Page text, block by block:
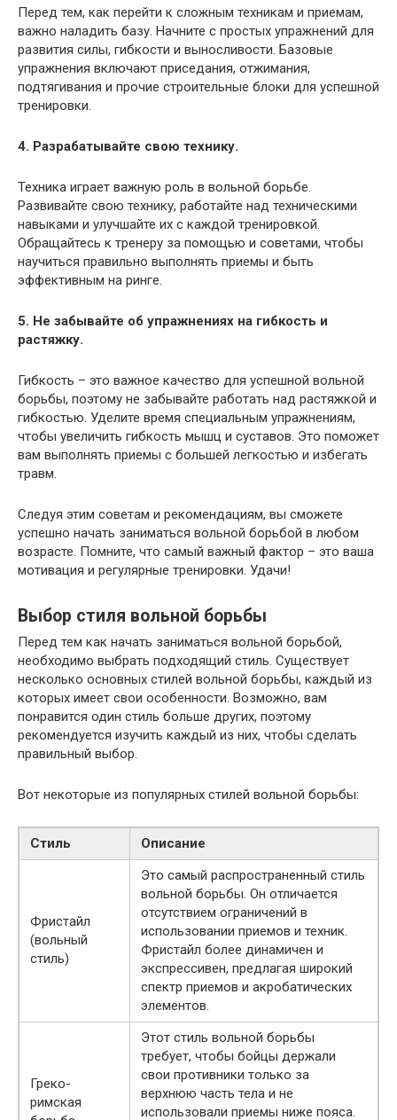
Перед тем, как перейти к сложным техникам и приемам,
важно наладить базу. Начните с простых упражнений для
развития силы, гибкости и выносливости. Базовые
упражнения включают приседания, отжимания,
подтягивания и прочие строительные блоки для успешной
тренировки.
4. Разрабатывайте свою технику.
Техника играет важную роль в вольной борьбе.
Развивайте свою технику, работайте над техническими
навыками и улучшайте их с каждой тренировкой.
Обращайтесь к тренеру за помощью и советами, чтобы
научиться правильно выполнять приемы и быть
эффективным на ринге.
5. Не забывайте об упражнениях на гибкость и
растяжку.
Гибкость – это важное качество для успешной вольной
борьбы, поэтому не забывайте работать над растяжкой и
гибкостью. Уделите время специальным упражнениям,
чтобы увеличить гибкость мышц и суставов. Это поможет
вам выполнять приемы с большей легкостью и избегать
травм.
Следуя этим советам и рекомендациям, вы сможете
успешно начать заниматься вольной борьбой в любом
возрасте. Помните, что самый важный фактор – это ваша
мотивация и регулярные тренировки. Удачи!
Выбор стиля вольной борьбы
Перед тем как начать заниматься вольной борьбой,
необходимо выбрать подходящий стиль. Существует
несколько основных стилей вольной борьбы, каждый из
которых имеет свои особенности. Возможно, вам
понравится один стиль больше других, поэтому
рекомендуется изучить каждый из них, чтобы сделать
правильный выбор.
Вот некоторые из популярных стилей вольной борьбы:
Стиль Описание
Фристайл
(вольный
стиль)
Это самый распространенный стиль
вольной борьбы. Он отличается
отсутствием ограничений в
использовании приемов и техник.
Фристайл более динамичен и
экспрессивен, предлагая широкий
спектр приемов и акробатических
элементов.
Греко-
римская
Этот стиль вольной борьбы
требует, чтобы бойцы держали
свои противники только за
верхнюю часть тела и не
использовали приемы ниже пояса.